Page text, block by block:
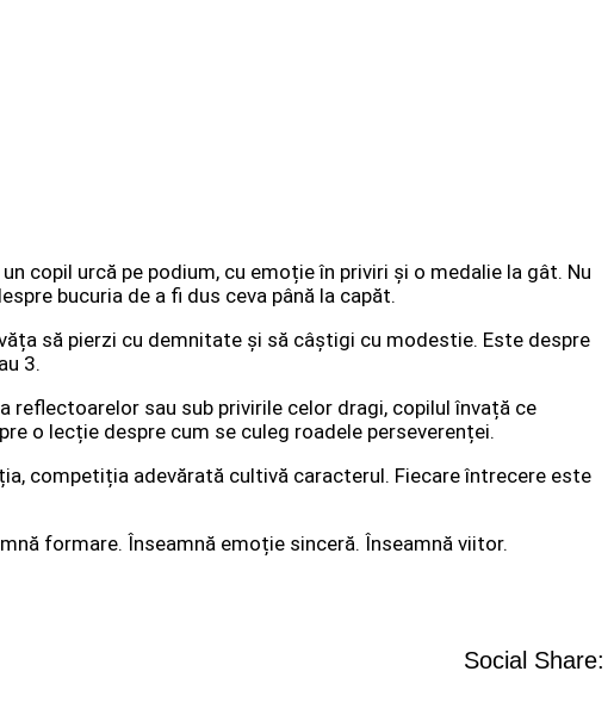
copil urcă pe podium, cu emoție în priviri și o medalie la gât. Nu
bucuria de a fi dus ceva până la capăt.
să pierzi cu demnitate și să câștigi cu modestie. Este despre
3.
reflectoarelor sau sub privirile celor dragi, copilul învață ce
o lecție despre cum se culeg roadele perseverenței.
competiția adevărată cultivă caracterul. Fiecare întrecere este
formare. Înseamnă emoție sinceră. Înseamnă viitor.
Social Share: